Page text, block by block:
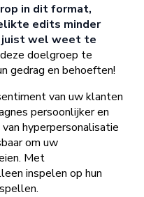
in dit format,
edits minder
wel weet te
doelgroep te
gedrag en behoeften!
van uw klanten
persoonlijker en
hyperpersonalisatie
om uw
Met
inspelen op hun